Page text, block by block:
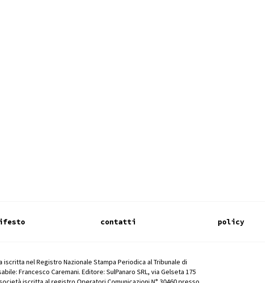
contatti policy
nel Registro Nazionale Stampa Periodica al Tribunale di
Francesco Caremani. Editore: SulPanaro SRL, via Gelseta 175